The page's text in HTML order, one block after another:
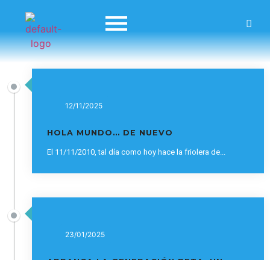
12/11/2025
HOLA MUNDO… DE NUEVO
El 11/11/2010, tal día como hoy hace la friolera de...
23/01/2025